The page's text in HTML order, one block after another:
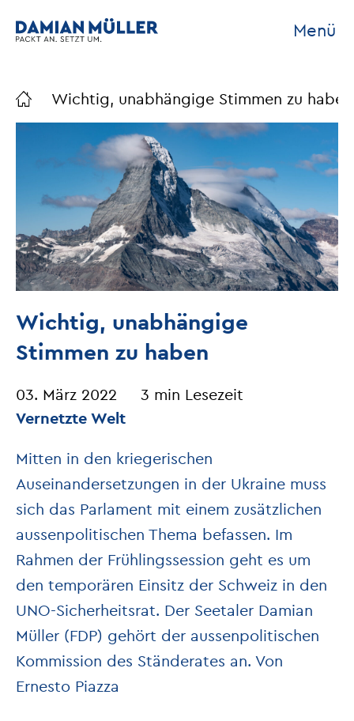
Menü
Wichtig, unabhängige Stimmen zu haben
Wichtig, unabhängige
Stimmen zu haben
03. März 2022
3 min Lesezeit
Vernetzte Welt
Mitten in den kriegerischen
Auseinandersetzungen in der Ukraine muss
sich das Parlament mit einem zusätzlichen
aussenpolitischen Thema befassen. Im
Rahmen der Frühlingssession geht es um
den temporären Einsitz der Schweiz in den
UNO-Sicherheitsrat. Der Seetaler Damian
Müller (FDP) gehört der aussenpolitischen
Kommission des Ständerates an. Von
Ernesto Piazza